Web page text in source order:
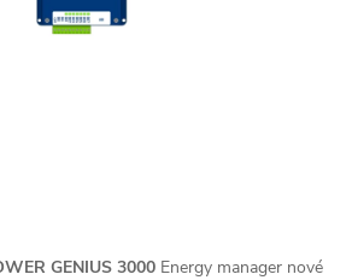
GENIUS 3000 Energy manager nové